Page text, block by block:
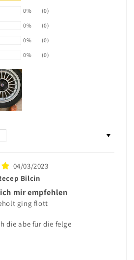
0%
(0)
0%
(0)
0%
(0)
0%
(0)
04/03/2023
Bilcin
mir empfehlen
ging flott
die abe für die felge